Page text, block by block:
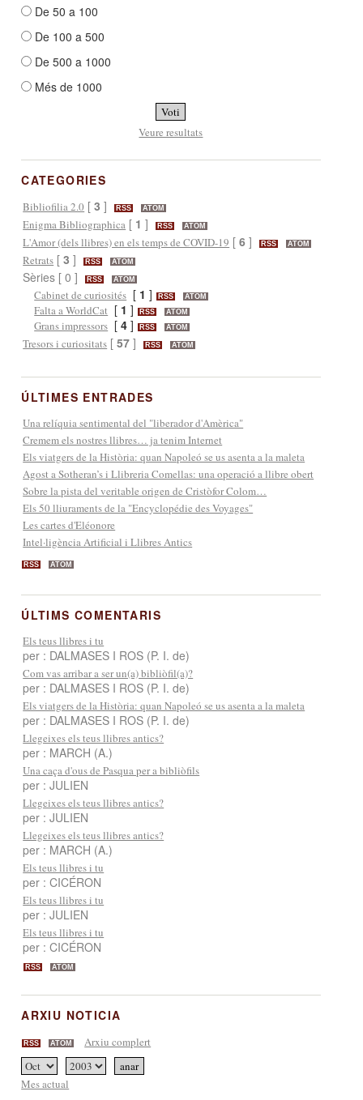
De 50 a 100
De 100 a 500
De 500 a 1000
Més de 1000
Veure resultats
CATEGORIES
Bibliofilia 2.0 [3 ] RSS ATOM
Enigma Bibliographica [ 1 ] RSS ATOM
L'Amor (dels llibres) en els temps de COVID-19 [6 ] RSS ATOM
Retrats [3 ] RSS ATOM
Sèries [ 0 ] RSS ATOM
Cabinet de curiosités [ 1 ] RSS ATOM
Falta a WorldCat [ 1 ] RSS ATOM
Grans impressors [4 ] RSS ATOM
Tresors i curiositats [57 ] RSS ATOM
ÚLTIMES ENTRADES
Una relíquia sentimental del "liberador d'Amèrica"
Cremem els nostres llibres… ja tenim Internet
Els viatgers de la Història: quan Napoleó se us asenta a la maleta
Agost a Sotheran’s i Llibreria Comellas: una operació a llibre obert
Sobre la pista del veritable origen de Cristòfor Colom…
Els 50 lliuraments de la "Encyclopédie des Voyages"
Les cartes d'Eléonore
Intel·ligència Artificial i Llibres Antics
RSS ATOM
ÚLTIMS COMENTARIS
Els teus llibres i tu
per : DALMASES I ROS (P. I. de)
Com vas arribar a ser un(a) bibliòfil(a)?
per : DALMASES I ROS (P. I. de)
Els viatgers de la Història: quan Napoleó se us asenta a la maleta
per : DALMASES I ROS (P. I. de)
Llegeixes els teus llibres antics?
per : MARCH (A.)
Una caça d'ous de Pasqua per a bibliòfils
per : JULIEN
Llegeixes els teus llibres antics?
per : JULIEN
Llegeixes els teus llibres antics?
per : MARCH (A.)
Els teus llibres i tu
per : CICÉRON
Els teus llibres i tu
per : JULIEN
Els teus llibres i tu
per : CICÉRON
RSS ATOM
ARXIU NOTICIA
RSS ATOM Arxiu complert
Mes actual